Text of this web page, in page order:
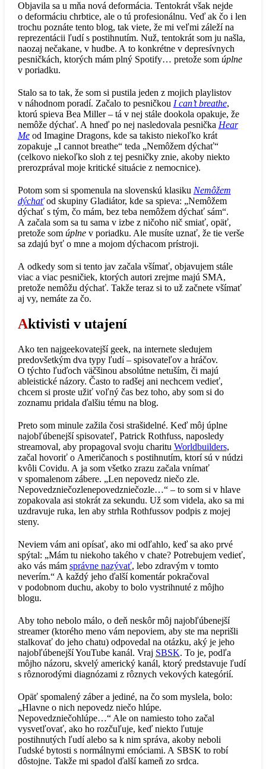
Objavila sa u mňa nová deformácia. Tentokrát však nejde
o deformáciu chrbtice, ale o tú profesionálnu. Veď ak čo i len
trochu poznáte tento blog, tak viete, že mi veľmi záleží na
reprezentácii ľudí s postihnutím. Nuž, tentokrát som ju našla,
naozaj nečakane, v hudbe. A to konkrétne v depresívnych
pesničkách, ktorých mám plný Spotify… pretože som úplne
v poriadku.
Stalo sa to tak, že som si pustila jeden z mojich playlistov
v náhodnom poradí. Začalo to pesničkou I can’t breathe,
ktorú spieva Bea Miller – tá v nej stále dookola opakuje, že
nemôže dýchať. A hneď po nej nasledovala pesnička Hear
Meod Imagine Dragons, kde sa takisto niekoľko krát
zopakuje „I cannot breathe“ teda „Nemôžem dýchať“
(celkovo niekoľko sloh z tej pesničky znie, akoby niekto
prerozprával moje kritické situácie z nemocnice).
Potom som si spomenula na slovenskú klasiku Nemôžem
dýchaťod skupiny Gladiátor, kde sa spieva: „Nemôžem
dýchať s tým, čo mám, bez teba nemôžem dýchať sám“.
A začala som sa tu sama v izbe z ničoho nič smiať, opäť,
pretože som úplnev poriadku. Ale musíte uznať, že tie verše
sa zdajú byť o mne a mojom dýchacom prístroji.
A odkedy som si tento jav začala všímať, objavujem stále
viac a viac pesničiek, ktorých autori zrejme majú SMA,
pretože nemôžu dýchať. Takže teraz si to už začnete všímať
aj vy, nemáte za čo.
Aktivisti v utajení
Ako ten najgeekovatejší geek, na internete sledujem
predovšetkým dva typy ľudí – spisovateľov a hráčov.
O týchto ľuďoch väčšinou absolútne netuším, či majú
ableistické názory. Často to radšej ani nechcem vedieť,
chcem si proste užiť voľný čas bez toho, aby som si do
zoznamu pridala ďalšiu tému na blog.
Preto som minule zažila čosi strašidelné. Keď môj úplne
najobľúbenejší spisovateľ, Patrick Rothfuss, naposledy
streamoval, aby propagoval svoju charitu Worldbuilders,
začal hovoriť o Američanoch s postihnutím, ktorí sú v núdzi
kvôli Covidu. A ja som všetko zrazu začala vnímať
v spomalenom zábere. „Len nepovedz niečo zle.
Nepovedzniečozlenepovedzniečozle…“ – to som si v hlave
zopakovala asi stokrát za sekundu. Už som videla, ako sa mi
uzdravuje ruka, len aby strhla Rothfussov podpis z mojej
steny.
Neviem vám ani opísať, ako mi odľahlo, keď sa ako prvé
spýtal: „Mám tu niekoho takého v chate? Potrebujem vedieť,
ako vás mám správne nazývať, lebo zdravým v tomto
neverím.“ A každý jeho ďalší komentár pokračoval
v podobnom duchu, akoby to bolo vystrihnuté z môjho
blogu.
Aby toho nebolo málo, o deň neskôr môj najobľúbenejší
streamer (ktorého meno vám nepoviem, aby ste ma neprišli
stalkovať do jeho chatu) odpovedal na otázku, aký je jeho
najobľúbenejší YouTube kanál. Vraj SBSK. To je, podľa
môjho názoru, skvelý americký kanál, ktorý predstavuje ľudí
s rôznorodými diagnózami z rôznych vekových kategórií.
Opäť spomalený záber a jediné, na čo som myslela, bolo:
„Hlavne o nich nepovedz niečo hlúpe.
Nepovedzniečohlúpe…“ Ale on namiesto toho začal
vysvetľovať, ako ho rozčuľuje, keď niekto ľutuje
postihnutých ľudí alebo sa k nim správa, akoby neboli
ľudské bytosti s normálnymi emóciami. A SBSK to robí
dôstojne. Takže mi spadol ďalší kameň zo srdca.